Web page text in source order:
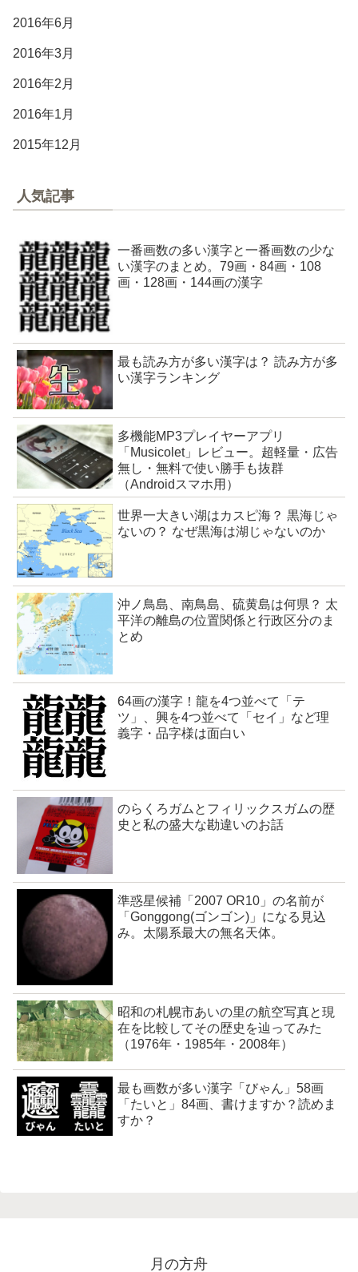
2016年6月
2016年3月
2016年2月
2016年1月
2015年12月
人気記事
一番画数の多い漢字と一番画数の少な
い漢字のまとめ。79画・84画・108
画・128画・144画の漢字
最も読み方が多い漢字は？ 読み方が多
い漢字ランキング
多機能MP3プレイヤーアプリ
「Musicolet」レビュー。超軽量・広告
無し・無料で使い勝手も抜群
（Androidスマホ用）
世界一大きい湖はカスピ海？ 黒海じゃ
ないの？ なぜ黒海は湖じゃないのか
沖ノ鳥島、南鳥島、硫黄島は何県？ 太
平洋の離島の位置関係と行政区分のま
とめ
64画の漢字！龍を4つ並べて「テ
ツ」、興を4つ並べて「セイ」など理
義字・品字様は面白い
のらくろガムとフィリックスガムの歴
史と私の盛大な勘違いのお話
準惑星候補「2007 OR10」の名前が
「Gonggong(ゴンゴン)」になる見込
み。太陽系最大の無名天体。
昭和の札幌市あいの里の航空写真と現
在を比較してその歴史を辿ってみた
（1976年・1985年・2008年）
最も画数が多い漢字「びゃん」58画
「たいと」84画、書けますか？読めま
すか？
月の方舟